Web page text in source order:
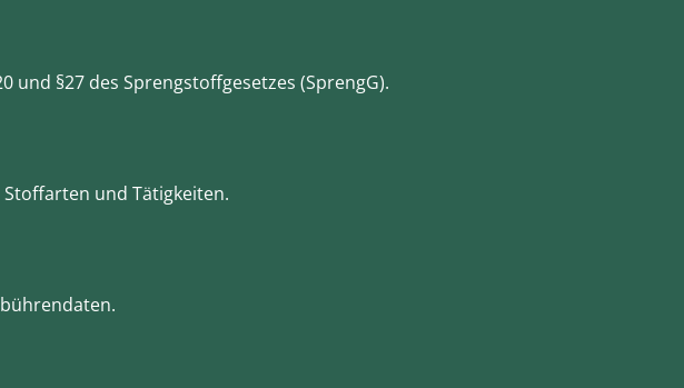
und §27 des Sprengstoffgesetzes (SprengG).
und Tätigkeiten.